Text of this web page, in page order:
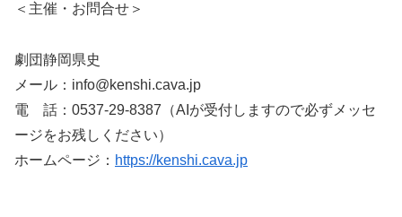
＜主催・お問合せ＞
劇団静岡県史
メール：info@kenshi.cava.jp
電 話：0537-29-8387（AIが受付しますので必ずメッセ
ージをお残しください）
ホームページ： https://kenshi.cava.jp